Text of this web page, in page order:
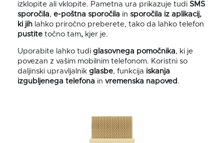
izklopite ali vklopite. Pametna ura prikazuje tudi SMS
sporočila, e-poštna sporočila in sporočila iz aplikacij,
ki jih lahko priročno preberete, tako da lahko telefon
pustite točno tam, kjer je.
Uporabite lahko tudi glasovnega pomočnika, ki je
povezan z vašim mobilnim telefonom. Koristni so
daljinski upravljalnik glasbe, funkcija iskanja
izgubljenega telefona in vremenska napoved .